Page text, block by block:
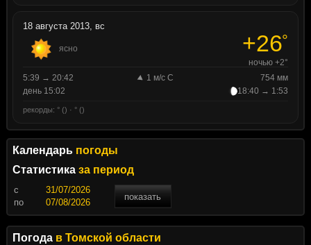
18 августа 2013, вс
ясно +26°
ночью +2°
5:39 → 20:42
1 м/с С
754 мм
день 15:02
18:40 → 1:53
рекорды: ° () · ° ()
Календарь погоды
Статистика за период
c
показать
по
Погода в Томской области